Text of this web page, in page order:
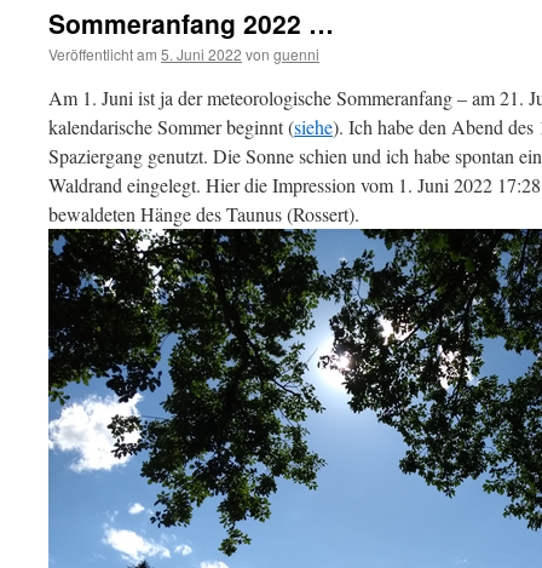
Sommeranfang 2022 …
Veröffentlicht am 5. Juni 2022 von guenni
Am 1. Juni ist ja der meteorologische Sommeranfang – am 21.
kalendarische Sommer beginnt (siehe). Ich habe den Abend
Spaziergang genutzt. Die Sonne schien und ich habe spontan
Waldrand eingelegt. Hier die Impression vom 1. Juni 2022
bewaldeten Hänge des Taunus (Rossert).